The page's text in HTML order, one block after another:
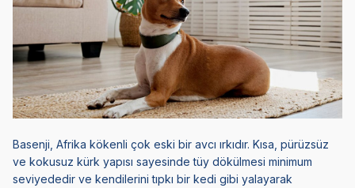
Basenji , Afrika kökenli çok eski bir avcı ırkıdır. Kısa, pürüzsüz
ve kokusuz kürk yapısı sayesinde tüy dökülmesi minimum
seviyededir ve kendilerini tıpkı bir kedi gibi yalayarak